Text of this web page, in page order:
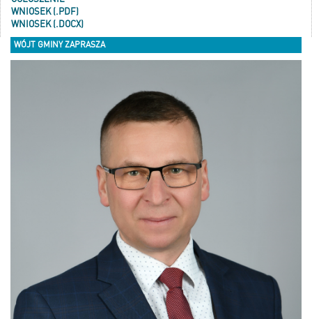
WNIOSEK (.PDF)
WNIOSEK (.DOCX)
WÓJT GMINY ZAPRASZA